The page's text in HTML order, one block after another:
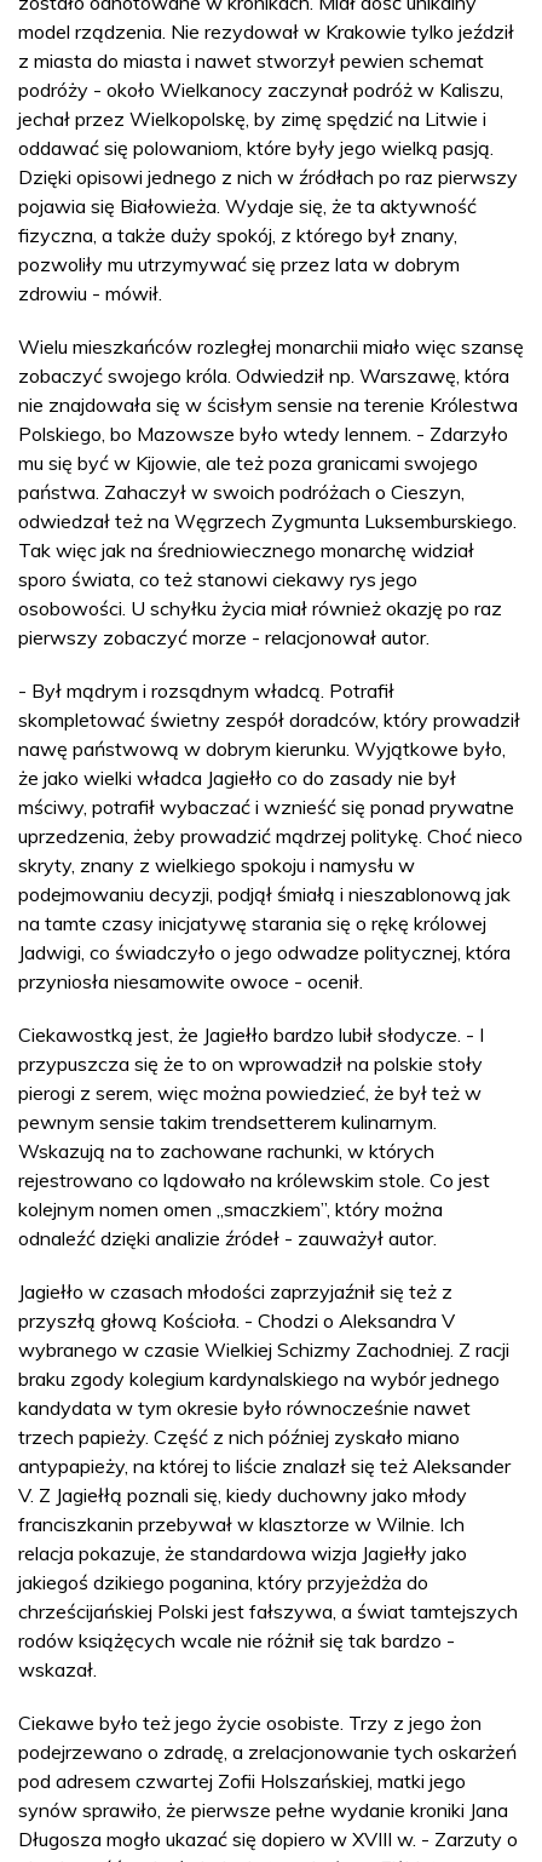
model rządzenia. Nie rezydował w Krakowie tylko jeździł
z miasta do miasta i nawet stworzył pewien schemat
podróży - około Wielkanocy zaczynał podróż w Kaliszu,
jechał przez Wielkopolskę, by zimę spędzić na Litwie i
oddawać się polowaniom, które były jego wielką pasją.
Dzięki opisowi jednego z nich w źródłach po raz pierwszy
pojawia się Białowieża. Wydaje się, że ta aktywność
fizyczna, a także duży spokój, z którego był znany,
pozwoliły mu utrzymywać się przez lata w dobrym
zdrowiu - mówił.
Wielu mieszkańców rozległej monarchii miało więc szansę
zobaczyć swojego króla. Odwiedził np. Warszawę, która
nie znajdowała się w ścisłym sensie na terenie Królestwa
Polskiego, bo Mazowsze było wtedy lennem. - Zdarzyło
mu się być w Kijowie, ale też poza granicami swojego
państwa. Zahaczył w swoich podróżach o Cieszyn,
odwiedzał też na Węgrzech Zygmunta Luksemburskiego.
Tak więc jak na średniowiecznego monarchę widział
sporo świata, co też stanowi ciekawy rys jego
osobowości. U schyłku życia miał również okazję po raz
pierwszy zobaczyć morze - relacjonował autor.
- Był mądrym i rozsądnym władcą. Potrafił
skompletować świetny zespół doradców, który prowadził
nawę państwową w dobrym kierunku. Wyjątkowe było,
że jako wielki władca Jagiełło co do zasady nie był
mściwy, potrafił wybaczać i wznieść się ponad prywatne
uprzedzenia, żeby prowadzić mądrzej politykę. Choć nieco
skryty, znany z wielkiego spokoju i namysłu w
podejmowaniu decyzji, podjął śmiałą i nieszablonową jak
na tamte czasy inicjatywę starania się o rękę królowej
Jadwigi, co świadczyło o jego odwadze politycznej, która
przyniosła niesamowite owoce - ocenił.
Ciekawostką jest, że Jagiełło bardzo lubił słodycze. - I
przypuszcza się że to on wprowadził na polskie stoły
pierogi z serem, więc można powiedzieć, że był też w
pewnym sensie takim trendsetterem kulinarnym.
Wskazują na to zachowane rachunki, w których
rejestrowano co lądowało na królewskim stole. Co jest
kolejnym nomen omen „smaczkiem”, który można
odnaleźć dzięki analizie źródeł - zauważył autor.
Jagiełło w czasach młodości zaprzyjaźnił się też z
przyszłą głową Kościoła. - Chodzi o Aleksandra V
wybranego w czasie Wielkiej Schizmy Zachodniej. Z racji
braku zgody kolegium kardynalskiego na wybór jednego
kandydata w tym okresie było równocześnie nawet
trzech papieży. Część z nich później zyskało miano
antypapieży, na której to liście znalazł się też Aleksander
V. Z Jagiełłą poznali się, kiedy duchowny jako młody
franciszkanin przebywał w klasztorze w Wilnie. Ich
relacja pokazuje, że standardowa wizja Jagiełły jako
jakiegoś dzikiego poganina, który przyjeżdża do
chrześcijańskiej Polski jest fałszywa, a świat tamtejszych
rodów książęcych wcale nie różnił się tak bardzo -
wskazał.
Ciekawe było też jego życie osobiste. Trzy z jego żon
podejrzewano o zdradę, a zrelacjonowanie tych oskarżeń
pod adresem czwartej Zofii Holszańskiej, matki jego
synów sprawiło, że pierwsze pełne wydanie kroniki Jana
Długosza mogło ukazać się dopiero w XVIII w. - Zarzuty o